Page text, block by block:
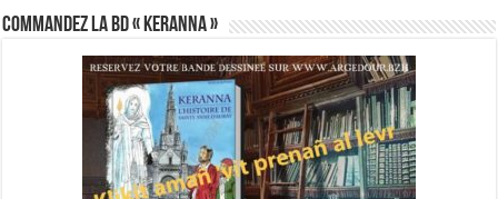
Commandez la BD « Keranna »